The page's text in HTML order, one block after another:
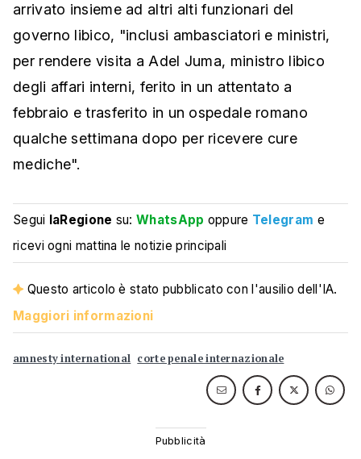
arrivato insieme ad altri alti funzionari del
governo libico, "inclusi ambasciatori e ministri,
per rendere visita a Adel Juma, ministro libico
degli affari interni, ferito in un attentato a
febbraio e trasferito in un ospedale romano
qualche settimana dopo per ricevere cure
mediche".
Segui laRegione su:WhatsApp oppure Telegram e
ricevi ogni mattina le notizie principali
Questo articolo è stato pubblicato con l'ausilio dell'IA.
Maggiori informazioni
amnesty international corte penale internazionale